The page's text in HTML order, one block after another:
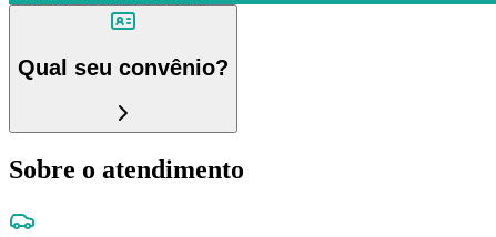
Qual seu convênio?
Sobre o atendimento